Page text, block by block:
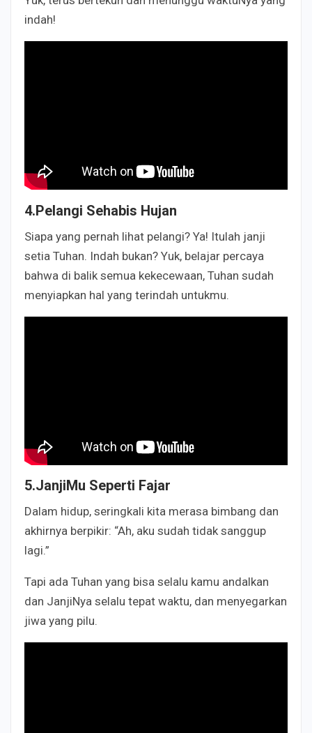
indah!
4.Pelangi Sehabis Hujan
Siapa yang pernah lihat pelangi? Ya! Itulah janji
setia Tuhan. Indah bukan? Yuk, belajar percaya
bahwa di balik semua kekecewaan, Tuhan sudah
menyiapkan hal yang terindah untukmu.
5.JanjiMu Seperti Fajar
Dalam hidup, seringkali kita merasa bimbang dan
akhirnya berpikir: “Ah, aku sudah tidak sanggup
lagi.”
Tapi ada Tuhan yang bisa selalu kamu andalkan
dan JanjiNya selalu tepat waktu, dan menyegarkan
jiwa yang pilu.